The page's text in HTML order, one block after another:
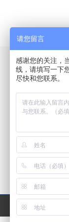
怀仁路
请您留言
感谢您的关注，
线，请填写一下
尽快和您联系。